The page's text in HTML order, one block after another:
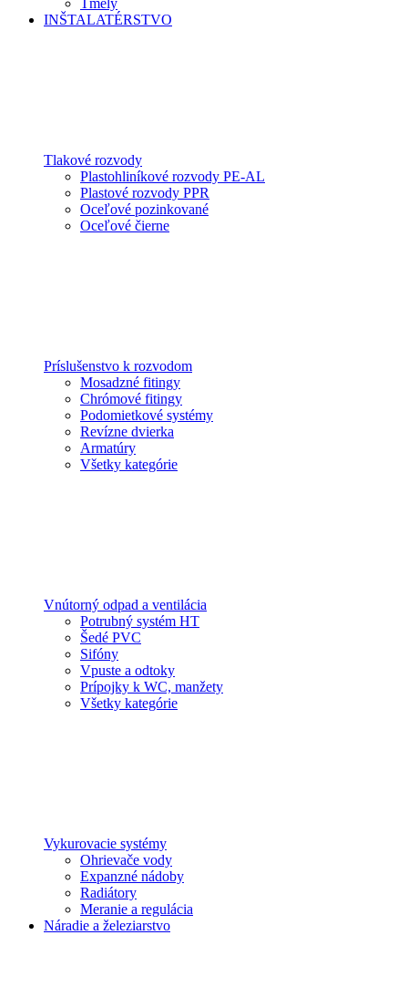
Tmely
INŠTALATÉRSTVO
Tlakové rozvody
Plastohliníkové rozvody PE-AL
Plastové rozvody PPR
Oceľové pozinkované
Oceľové čierne
Príslušenstvo k rozvodom
Mosadzné fitingy
Chrómové fitingy
Podomietkové systémy
Revízne dvierka
Armatúry
Všetky kategórie
Vnútorný odpad a ventilácia
Potrubný systém HT
Šedé PVC
Sifóny
Vpuste a odtoky
Prípojky k WC, manžety
Všetky kategórie
Vykurovacie systémy
Ohrievače vody
Expanzné nádoby
Radiátory
Meranie a regulácia
Náradie a železiarstvo